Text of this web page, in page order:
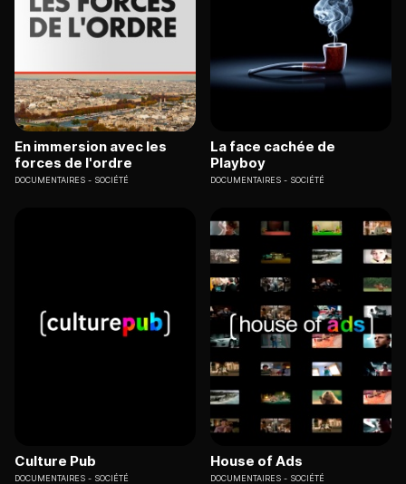
En immersion avec les
forces de l'ordre
DOCUMENTAIRES SOCIÉTÉ
La face cachée de
Playboy
DOCUMENTAIRES SOCIÉTÉ
Culture Pub
DOCUMENTAIRES SOCIÉTÉ
House of Ads
DOCUMENTAIRES SOCIÉTÉ